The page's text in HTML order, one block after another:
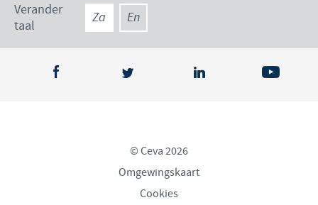
Verander
taal
Za En
© Ceva 2026
Omgewingskaart
Cookies